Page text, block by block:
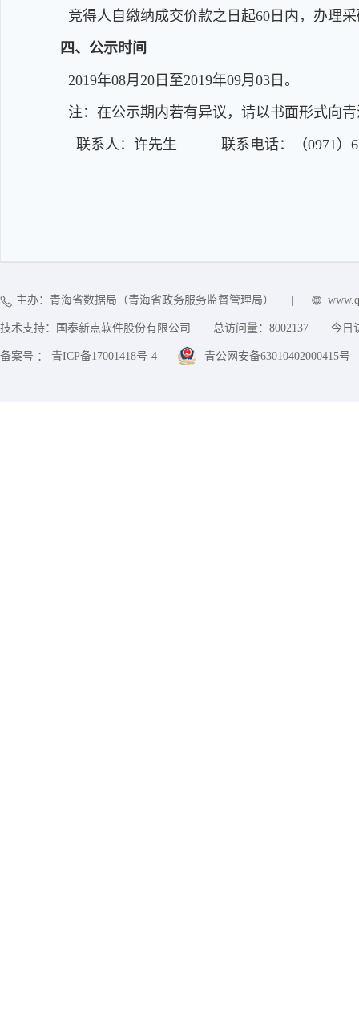
竞得人自缴纳成交价款之日起60日内，办理
四、公示时间
2019年08月20日至2019年09月03日。
注：在公示期内若有异议，请以书面形式向
联系人：许先生 联系电话：（0971）
主办：青海省数据局（青海省政务服务监督管理局）
技术支持：国泰新点软件股份有限公司 总访问量： 8002137 今日
备案号 ： 青ICP备17001418号-4 青公网安备63010402000415号